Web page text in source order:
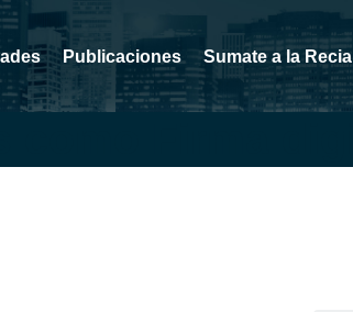
Publicaciones Sumate a la Recia